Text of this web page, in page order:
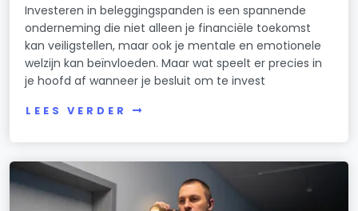
Investeren in beleggingspanden is een spannende
onderneming die niet alleen je financiële toekomst
kan veiligstellen, maar ook je mentale en emotionele
welzijn kan beïnvloeden. Maar wat speelt er precies in
je hoofd af wanneer je besluit om te invest
LEES VERDER